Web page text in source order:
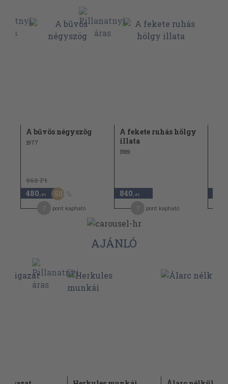
A bűvös négyszög
1977
960 Ft
480 ,-Ft 50
pont kapható
A fekete ruhás hölgy
illata
1989
840 ,-Ft
pont kapható
AJÁNLÓ